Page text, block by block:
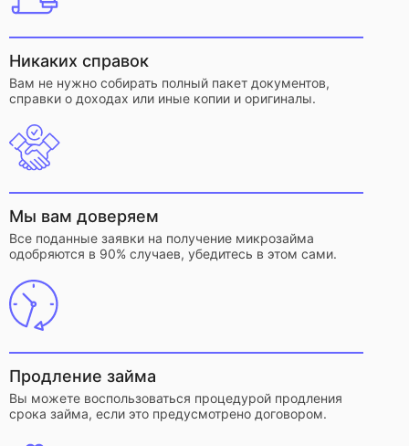
Никаких справок
Вам не нужно собирать полный пакет документов,
справки о доходах или иные копии и оригиналы.
Мы вам доверяем
Все поданные заявки на получение микрозайма
одобряются в 90% случаев, убедитесь в этом сами.
Продление займа
Вы можете воспользоваться процедурой продления
срока займа, если это предусмотрено договором.